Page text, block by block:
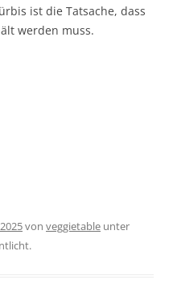
ist die Tatsache, dass
werden muss.
von veggietable unter